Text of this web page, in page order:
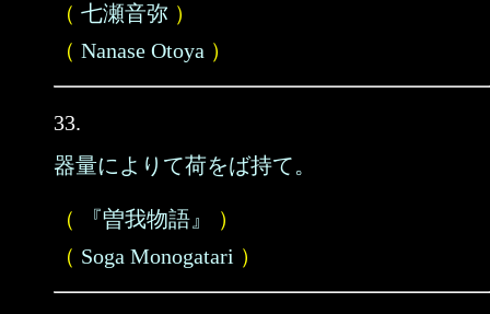
（ 七瀬音弥 ）
（ Nanase Otoya ）
33.
器量によりて荷をば持て。
（ 『曽我物語』
）
（ Soga Monogatari ）